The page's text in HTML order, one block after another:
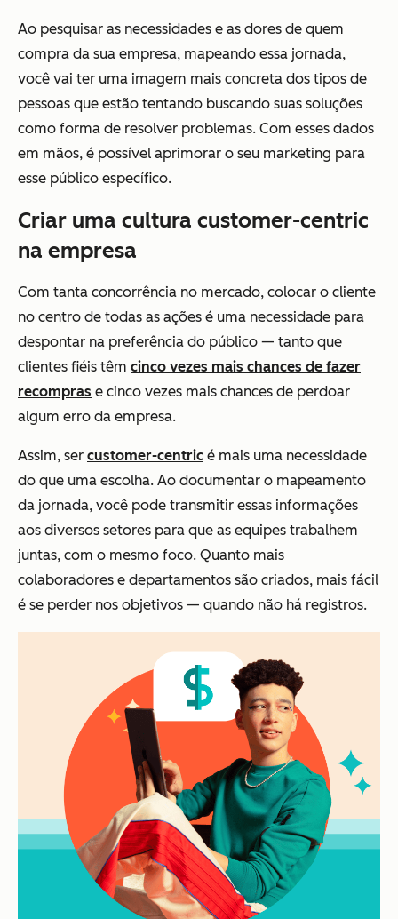
Ao pesquisar as necessidades e as dores de quem
compra da sua empresa, mapeando essa jornada,
você vai ter uma imagem mais concreta dos tipos de
pessoas que estão tentando buscando suas soluções
como forma de resolver problemas. Com esses dados
em mãos, é possível aprimorar o seu marketing para
esse público específico.
Criar uma cultura customer-centric
na empresa
Com tanta concorrência no mercado, colocar o cliente
no centro de todas as ações é uma necessidade para
despontar na preferência do público — tanto que
clientes fiéis têm cinco vezes mais chances de fazer
recompras e cinco vezes mais chances de perdoar
algum erro da empresa.
Assim, ser customer-centric é mais uma necessidade
do que uma escolha. Ao documentar o mapeamento
da jornada, você pode transmitir essas informações
aos diversos setores para que as equipes trabalhem
juntas, com o mesmo foco. Quanto mais
colaboradores e departamentos são criados, mais fácil
é se perder nos objetivos — quando não há registros.